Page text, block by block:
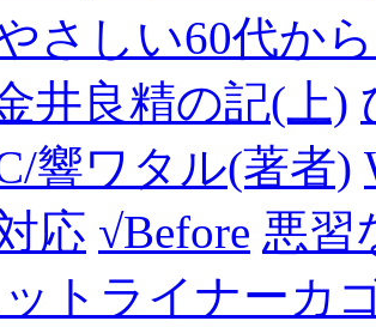
さしい60代から
井良精の記(上)
響ワタル(著者)
応 √Before 悪習
トライナーカ